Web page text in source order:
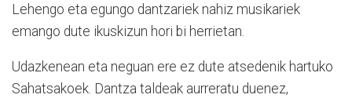
Lehengo eta egungo dantzariek nahiz musikariek
emango dute ikuskizun hori bi herrietan.
Udazkenean eta neguan ere ez dute atsedenik hartuko
Sahatsakoek. Dantza taldeak aurreratu duenez,